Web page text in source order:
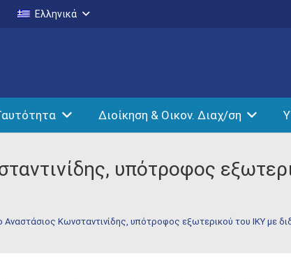
Ελληνικά
Διοίκηση & Οικον. Διαχ/ση
υπότροφος
Αναστάσιος Κωνσταντινίδης, υπότροφος εξωτερικού του ΙΚΥ με